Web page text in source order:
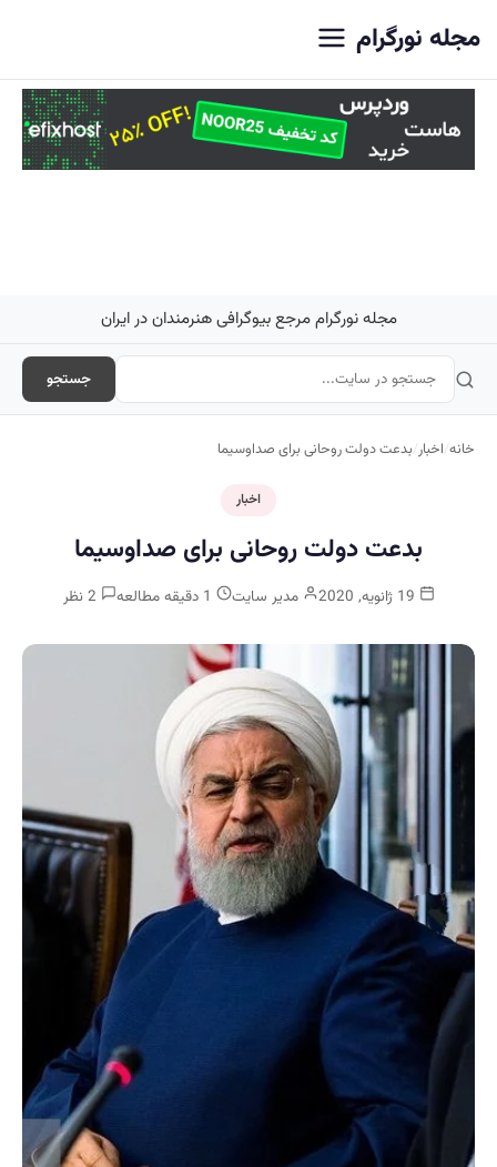
مجله نورگرام
مجله نورگرام مرجع بیوگرافی هنرمندان در ایران
جستجو
خانه/اخبار/بدعت دولت روحانی برای صداوسیما
اخبار
بدعت دولت روحانی برای صداوسیما
مدیر سایت